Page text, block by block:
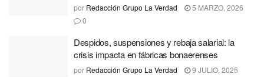
por Redacción Grupo La Verdad
5 MARZO, 2026
0
Despidos, suspensiones y rebaja salarial: la
crisis impacta en fábricas bonaerenses
por Redacción Grupo La Verdad
9 JULIO, 2025